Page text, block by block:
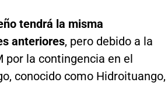
tendrá la misma
anteriores, pero debido a la
por la contingencia en el
conocido como Hidroituango,